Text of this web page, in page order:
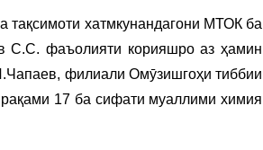
хатмкунандагони МТОК ба
С.С. фаъолияти корияшро аз ҳамин
филиали Омӯзишгоҳи тиббии
17 ба сифати муаллими химия